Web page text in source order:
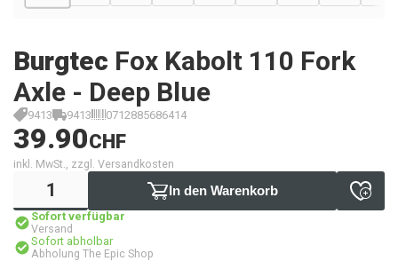
Burgtec Fox Kabolt 110 Fork
Axle - Deep Blue
9413 9413 0712885686414
39.90CHF
inkl. MwSt., zzgl. Versandkosten
In den Warenkorb
Sofort verfügbar
Versand
Sofort abholbar
Abholung The Epic Shop